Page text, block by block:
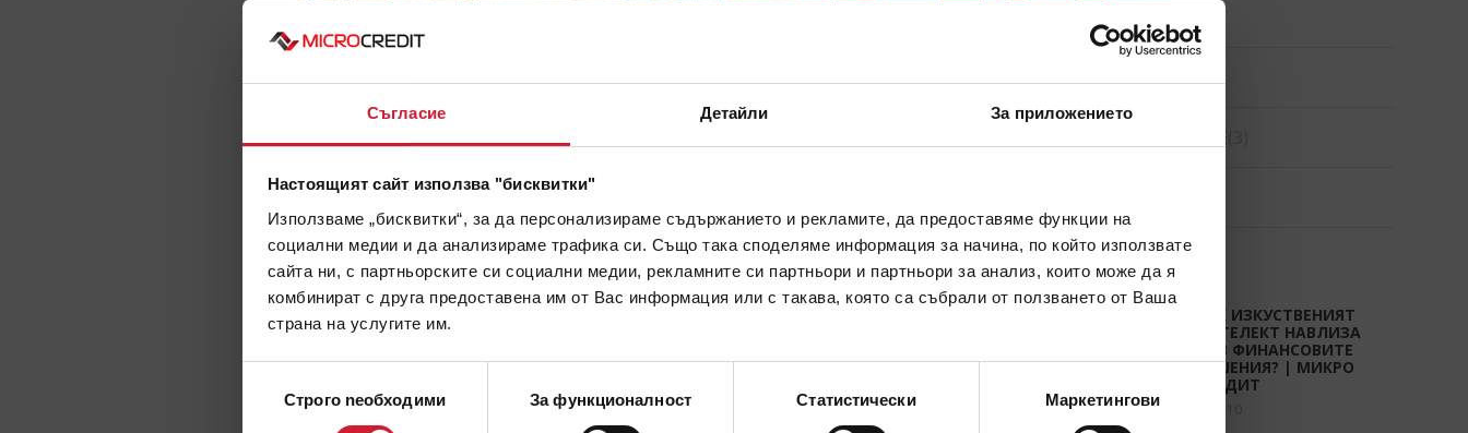
Съгласие Детайли За приложението
Настоящият сайт използва "бисквитки"
Използваме „бисквитки“, за да персонализираме съдържанието и рекламите, да предоставяме функции на
социални медии и да анализираме трафика си. Също така споделяме информация за начина, по който използвате
сайта ни, с партньорските си социални медии, рекламните си партньори и партньори за анализ, които може да я
комбинират с друга предоставена им от Вас информация или с такава, която са събрали от ползването от Ваша
страна на услугите им.
Строго nеобходими За функционалност Статистически Маркетингови
CREDINET
CREDIGO(7)
CREDIHOME
СТАТИИ
КАК ИЗКУСТВЕНИЯТ
ИНТЕЛЕКТ НАВЛИЗА
ВЪВ ФИНАНСОВИТЕ
РЕШЕНИЯ? | МИКРО
КРЕДИТ